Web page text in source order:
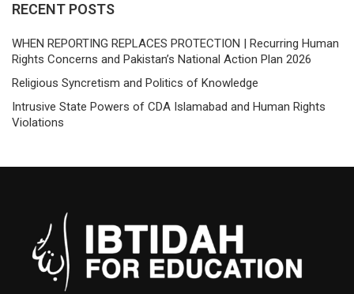
RECENT POSTS
WHEN REPORTING REPLACES PROTECTION | Recurring Human
Rights Concerns and Pakistan’s National Action Plan 2026
Religious Syncretism and Politics of Knowledge
Intrusive State Powers of CDA Islamabad and Human Rights
Violations